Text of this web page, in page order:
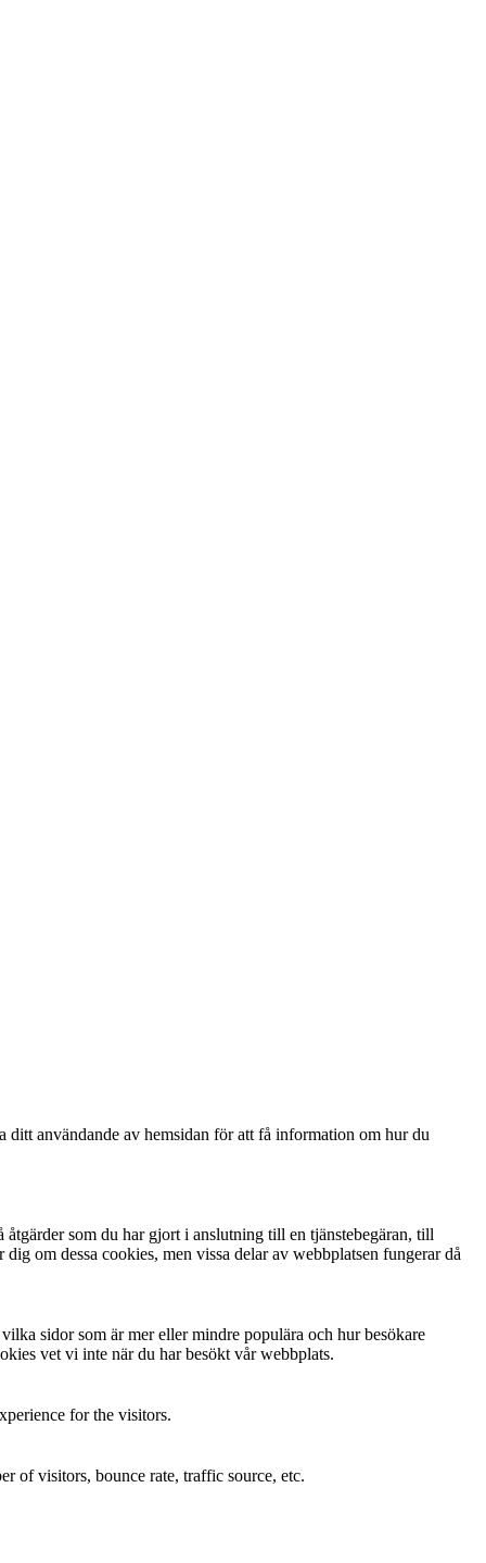
användande av hemsidan för att få information om hur du
som du har gjort i anslutning till en tjänstebegäran, till
om dessa cookies, men vissa delar av webbplatsen fungerar då
sidor som är mer eller mindre populära och hur besökare
vet vi inte när du har besökt vår webbplats.
for the visitors.
of visitors, bounce rate, traffic source, etc.